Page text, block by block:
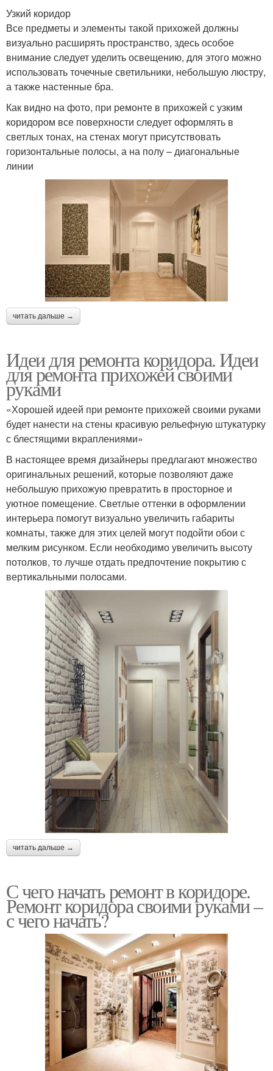
Узкий коридор
Все предметы и элементы такой прихожей должны
визуально расширять пространство, здесь особое
внимание следует уделить освещению, для этого можно
использовать точечные светильники, небольшую люстру,
а также настенные бра.
Как видно на фото, при ремонте в прихожей с узким
коридором все поверхности следует оформлять в
светлых тонах, на стенах могут присутствовать
горизонтальные полосы, а на полу – диагональные
линии
читать дальше →
Идеи для ремонта коридора. Идеи
для ремонта прихожей своими
руками
«Хорошей идеей при ремонте прихожей своими руками
будет нанести на стены красивую рельефную штукатурку
с блестящими вкраплениями»
В настоящее время дизайнеры предлагают множество
оригинальных решений, которые позволяют даже
небольшую прихожую превратить в просторное и
уютное помещение. Светлые оттенки в оформлении
интерьера помогут визуально увеличить габариты
комнаты, также для этих целей могут подойти обои с
мелким рисунком. Если необходимо увеличить высоту
потолков, то лучше отдать предпочтение покрытию с
вертикальными полосами.
читать дальше →
С чего начать ремонт в коридоре.
Ремонт коридора своими руками –
с чего начать?